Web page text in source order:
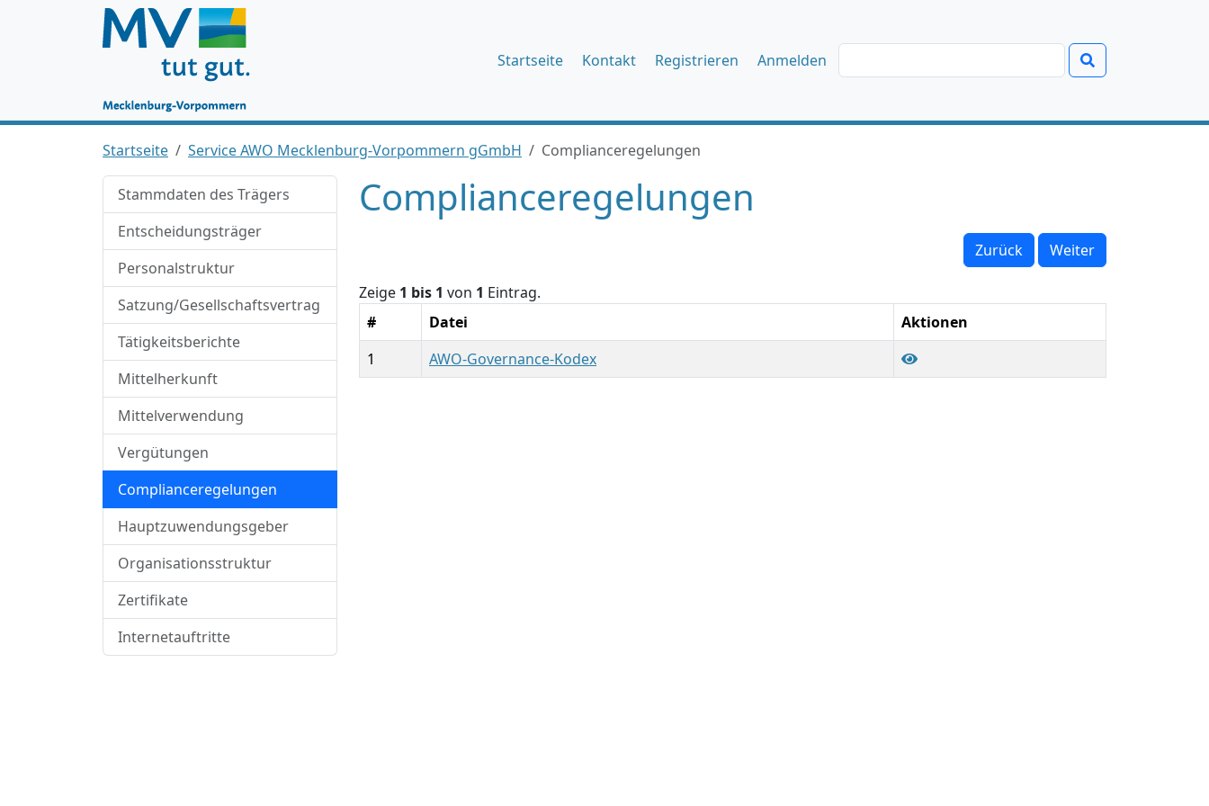
Startseite Kontakt Registrieren Anmelden
Startseite Service AWO Mecklenburg-Vorpommern gGmbH Complianceregelungen
Stammdaten des Trägers
Entscheidungsträger
Personalstruktur
Satzung/Gesellschaftsvertrag
Tätigkeitsberichte
Mittelherkunft
Mittelverwendung
Vergütungen
Complianceregelungen
Hauptzuwendungsgeber
Organisationsstruktur
Zertifikate
Internetauftritte
Complianceregelungen
Zurück Weiter
Zeige 1 bis 1 von 1 Eintrag.
#
Datei
Aktionen
1
AWO-Governance-Kodex